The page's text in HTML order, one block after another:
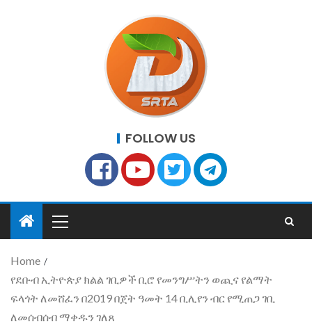
FOLLOW US
Home
የደቡብ ኢትዮጵያ ክልል ገቢዎች ቢሮ የመንግሥትን ወጪና የልማት
ፍላጎት ለመሸፈን በ2019 በጀት ዓመት 14 ቢሊየን ብር የሚጠጋ ገቢ
ለመሰብሰብ ማቀዱን ገለጸ